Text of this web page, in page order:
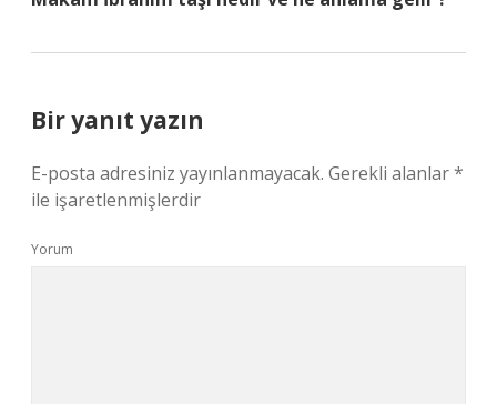
Bir yanıt yazın
E-posta adresiniz yayınlanmayacak. Gerekli alanlar*
ile işaretlenmişlerdir
Yorum